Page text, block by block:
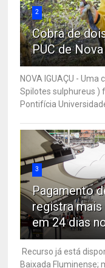
2
Cobra de
PUC de
NOVA IGUAÇU -
Spilotes sulphureus )
Pontifícia
3
Pagamento
registra
em 24 dias
Recurso já está
Baixada Fluminense;